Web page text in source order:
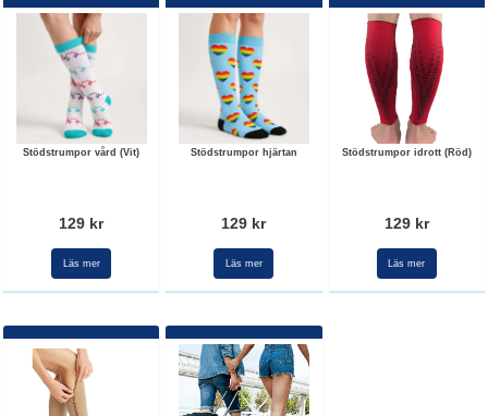
Stödstrumpor vård (Vit)
129 kr
Läs mer
Stödstrumpor hjärtan
129 kr
Läs mer
Stödstrumpor idrott (Röd)
129 kr
Läs mer